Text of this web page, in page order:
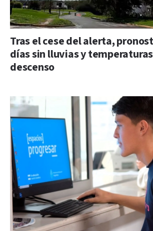
Tras el cese del alerta,
días sin lluvias y
descenso